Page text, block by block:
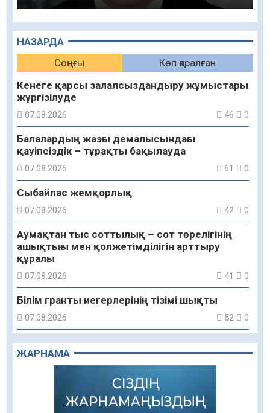
НАЗАРДА
Соңғы
Көп қаралған
Кенеге қарсы залалсыздандыру жұмыстары
жүргізілуде
07.08.2026 46 0
Балалардың жазғы демалысындағы
қауіпсіздік – тұрақты бақылауда
07.08.2026 61 0
Сыбайлас жемқорлық
07.08.2026 42 0
Аумақтан тыс соттылық – сот төрелігінің
ашықтығы мен қолжетімділігін арттыру
құралы
07.08.2026 41 0
Білім гранты иегерлерінің тізімі шықты
07.08.2026 52 0
«Дауыс беру учаскесін қалай табуға болады?»￼
07.08.2026
Қазақстандықтар Құрылтай сайлауынан
жақсылық күтеді – қоғамдық пікір зерттеуі
ЖАРНАМА